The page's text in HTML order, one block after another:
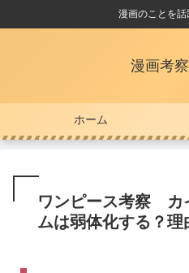
漫画のことを
漫画考
ホーム
ワンピース考察 カ
ムは弱体化する？理